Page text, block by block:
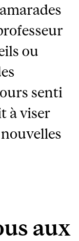
ou
senti
à viser
aux